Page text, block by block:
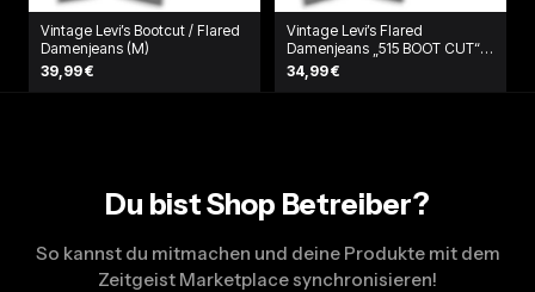
Vintage Levi’s Bootcut / Flared
Damenjeans (M)
39,99 €
Vintage Levi’s Flared
Damenjeans „515 BOOT CUT“
(L)
34,99 €
Du bist Shop Betreiber?
So kannst du mitmachen und deine Produkte mit dem
Zeitgeist Marketplace synchronisieren!